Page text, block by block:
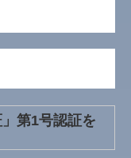
第1号認証を